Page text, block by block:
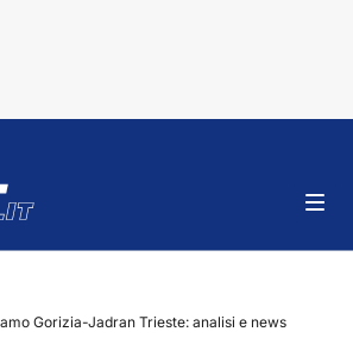
Gorizia-Jadran Trieste: analisi e news